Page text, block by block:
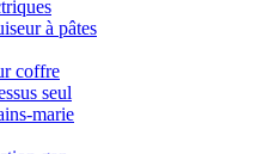
à pâtes
coffre
seul
marie